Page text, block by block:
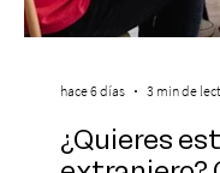
¿Quieres
hace 6 días 3 min de